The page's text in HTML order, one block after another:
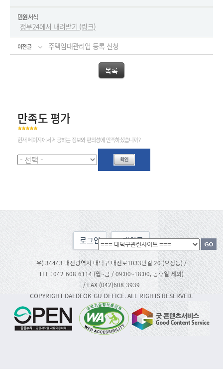
민원서식
정부24에서 내려받기 (링크)
이전글 주택임대관리업 등록 신청
목록
만족도 평가
현재 페이지에서 제공하는 정보와 편의성에 만족하셨습니까?
로그인 맨위로
우) 34443 대전광역시 대덕구 대전로1033번길 20 (오정동) /
TEL : 042-608-6114 (월~금 / 09:00~18:00, 공휴일 제외)
/ FAX (042)608-3939
COPYRIGHT DAEDEOK-GU OFFICE. ALL RIGHTS RESERVED.